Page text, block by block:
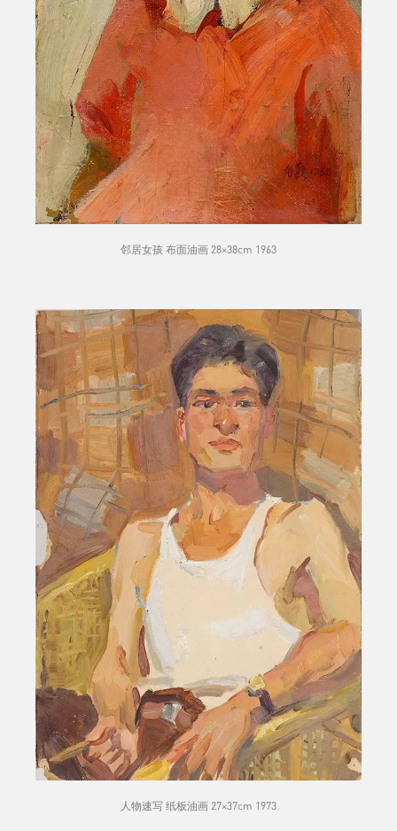
邻居女孩 布面油画 28×38cm 1963
人物速写 纸板油画 27×37cm 1973